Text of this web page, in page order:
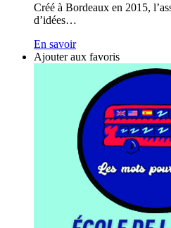
Créé à Bordeaux en 2015,
d’idées…
En savoir
Ajouter aux favoris